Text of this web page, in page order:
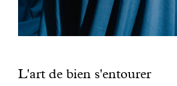
L'art de bien s'entourer